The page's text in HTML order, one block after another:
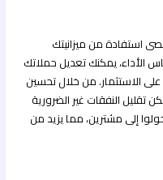
استفادة من ميزانيتك
الأداء، يمكنك تعديل حملاتك
على الاستثمار. من خلال تحسين
تقليل النفقات غير الضرورية
إلى مشترين، مما يزيد من